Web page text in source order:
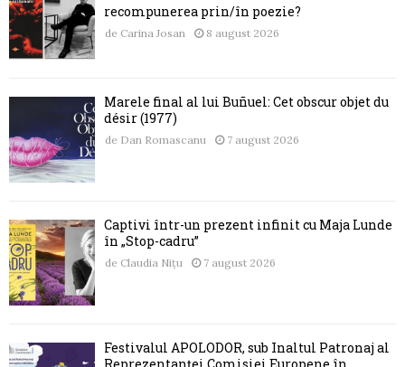
recompunerea prin/în poezie?
de Carina Josan 8 august 2026
Marele final al lui Buñuel: Cet obscur objet du
désir (1977)
de Dan Romascanu 7 august 2026
Captivi într-un prezent infinit cu Maja Lunde
în „Stop-cadru”
de Claudia Nițu 7 august 2026
Festivalul APOLODOR, sub Înaltul Patronaj al